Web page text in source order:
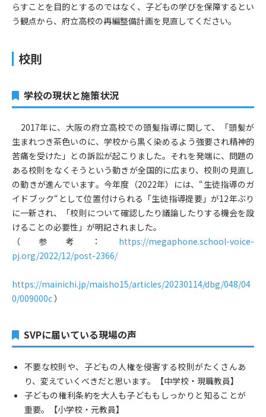
らすことを目的とするのではなく、子どもの学びを保障するとい
う観点から、府立高校の再編整備計画を見直してください。
校則
学校の現状と施策状況
2017年に、大阪の府立高校での頭髪指導に関して、「頭髪が
生まれつき茶色いのに、学校から黒く染めるよう強要され精神的
苦痛を受けた」との訴訟が起こりました。それを発端に、問題の
ある校則をなくそうという動きが全国的に広まり、校則の見直し
の動きが進んでいます。今年度（2022年）には、“生徒指導のガ
イドブック“として位置付けられる「生徒指導提要」が12年ぶり
に一新され、「校則について確認したり議論したりする機会を設
けることの必要性」が明記されました。
（参考： https://megaphone.school-voice-
pj.org/2022/12/post-2366/
https://mainichi.jp/maisho15/articles/20230114/dbg/048/04
0/009000c）
SVPに届いている現場の声
不要な校則や、子どもの人権を侵害する校則がたくさんあ
り、変えていくべきだと思います。【中学校・現職教員】
子どもの権利条約を大人も子どももしっかりと知ることが
重要。【小学校・元教員】